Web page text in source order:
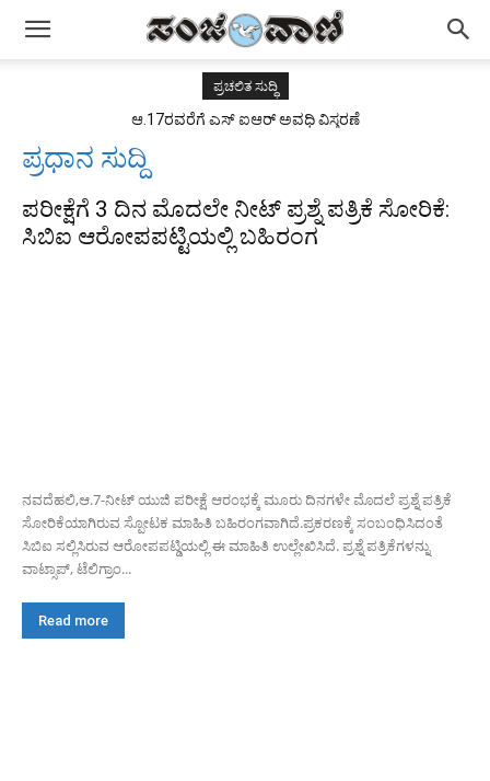
ಪ್ರಚಲಿತ ಸುದ್ಧಿ
ಆ.17ರವರೆಗೆ ಎಸ್ ಐಆರ್ ಅವಧಿ ವಿಸ್ತರಣೆ
ಪ್ರಧಾನ ಸುದ್ದಿ
ಪರೀಕ್ಷೆಗೆ 3 ದಿನ ಮೊದಲೇ ನೀಟ್ ಪ್ರಶ್ನೆ ಪತ್ರಿಕೆ ಸೋರಿಕೆ:
ಸಿಬಿಐ ಆರೋಪಪಟ್ಟಿಯಲ್ಲಿ ಬಹಿರಂಗ
ನವದೆಹಲಿ,ಆ.7-ನೀಟ್ ಯುಜಿ ಪರೀಕ್ಷೆ ಆರಂಭಕ್ಕೆ ಮೂರು ದಿನಗಳೇ ಮೊದಲೆ‌ ಪ್ರಶ್ನೆ ಪತ್ರಿಕೆ
ಸೋರಿಕೆಯಾಗಿರುವ ಸ್ಪೋಟಕ ಮಾಹಿತಿ ಬಹಿರಂಗವಾಗಿದೆ.ಪ್ರಕರಣಕ್ಕೆ ಸಂಬಂಧಿಸಿದಂತೆ
ಸಿಬಿಐ ಸಲ್ಲಿಸಿರುವ ಆರೋಪಪಟ್ಡಿಯಲ್ಲಿ ಈ ಮಾಹಿತಿ ಉಲ್ಲೇಖಿಸಿದೆ. ಪ್ರಶ್ನೆ ಪತ್ರಿಕೆಗಳನ್ನು
ವಾಟ್ಸಾಪ್, ಟೆಲಿಗ್ರಾಂ...
Read more